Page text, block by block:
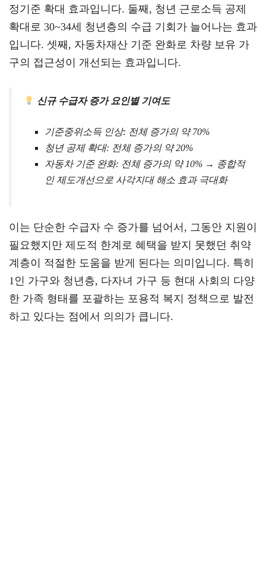
정기준 확대 효과입니다. 둘째, 청년 근로소득 공제
확대로 30~34세 청년층의 수급 기회가 늘어나는 효과
입니다. 셋째, 자동차재산 기준 완화로 차량 보유 가
구의 접근성이 개선되는 효과입니다.
신규 수급자 증가 요인별 기여도
기준중위소득 인상: 전체 증가의 약 70%
청년 공제 확대: 전체 증가의 약 20%
자동차 기준 완화: 전체 증가의 약 10% → 종합적
인 제도개선으로 사각지대 해소 효과 극대화
이는 단순한 수급자 수 증가를 넘어서, 그동안 지원이
필요했지만 제도적 한계로 혜택을 받지 못했던 취약
계층이 적절한 도움을 받게 된다는 의미입니다. 특히
1인 가구와 청년층, 다자녀 가구 등 현대 사회의 다양
한 가족 형태를 포괄하는 포용적 복지 정책으로 발전
하고 있다는 점에서 의의가 큽니다.